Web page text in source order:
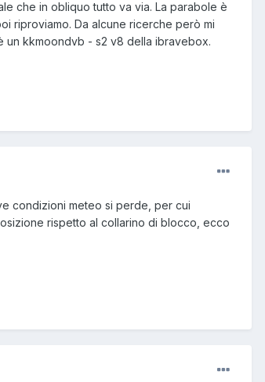
che in obliquo tutto va via. La parabole è
riproviamo. Da alcune ricerche però mi
un kkmoondvb - s2 v8 della ibravebox.
condizioni meteo si perde, per cui
rispetto al collarino di blocco, ecco